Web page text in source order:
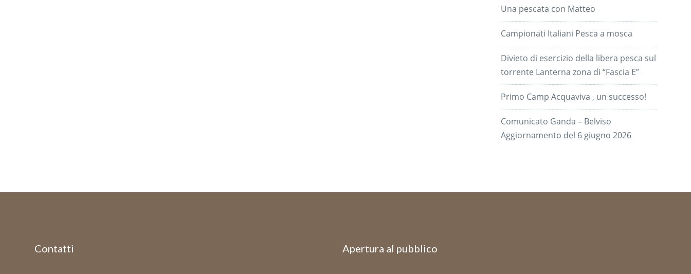
Una pescata con Matteo
Campionati Italiani Pesca a mosca
Divieto di esercizio della libera pesca sul
torrente Lanterna zona di “Fascia E”
Primo Camp Acquaviva , un successo!
Comunicato Ganda – Belviso
Aggiornamento del 6 giugno 2026
Contatti Apertura al pubblico